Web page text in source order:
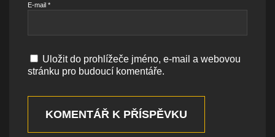
E-mail *
Uložit do prohlížeče jméno, e-mail a webovou
stránku pro budoucí komentáře.
KOMENTÁŘ K PŘÍSPĚVKU